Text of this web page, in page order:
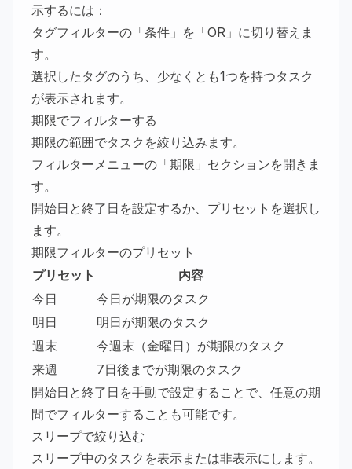
示するには：
タグフィルターの「条件」を「OR」に切り替えま
す。
選択したタグのうち、少なくとも1つを持つタスク
が表示されます。
期限でフィルターする
期限の範囲でタスクを絞り込みます。
フィルターメニューの「期限」セクションを開きま
す。
開始日と終了日を設定するか、プリセットを選択し
ます。
期限フィルターのプリセット
プリセット
内容
今日
今日が期限のタスク
明日
明日が期限のタスク
週末
今週末（金曜日）が期限のタスク
来週
7日後までが期限のタスク
開始日と終了日を手動で設定することで、任意の期
間でフィルターすることも可能です。
スリープで絞り込む
スリープ中のタスクを表示または非表示にします。